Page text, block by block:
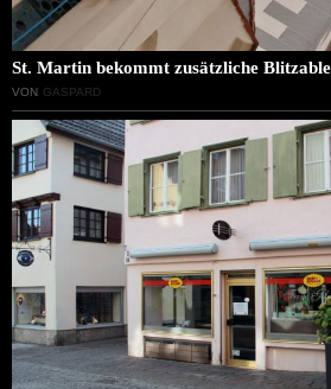
St. Martin bekommt zusätzliche
VON GASPARD